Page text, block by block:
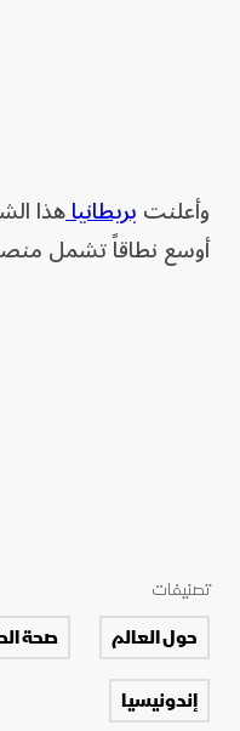
وأعلنتبريطانياهذا
‌أوسع ‌نطاقاً تشمل
تصنيفات
حول العالم صحة
إندونيسيا